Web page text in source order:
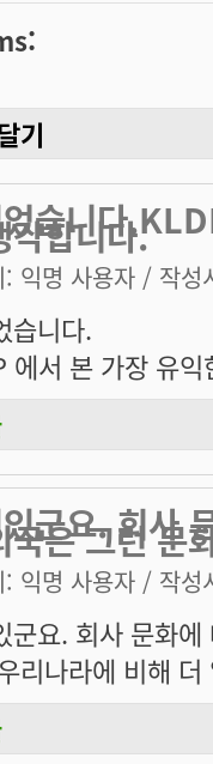
기
습니다
각합니다.
: 익명 사용자 / 작성
습니다.
에서 본 가장 유
군요. 회사
국은 그런 문
: 익명 사용자 / 작성
군요. 회사 문화
리나라에 비해